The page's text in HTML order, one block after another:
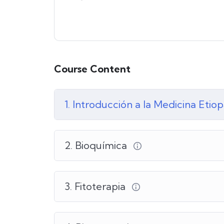
Course Content
1. Introducción a la Medicina
2. Bioquímica
3. Fitoterapia